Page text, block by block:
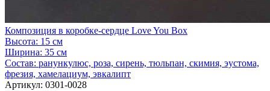
Композиция в коробке-сердце Love You Box
Высота: 15 см
Ширина: 35 см
Состав: ранункулюс, роза, сирень, тюльпан, скимия, эустома,
фрезия, хамелациум, эвкалипт
Артикул: 0301-0028